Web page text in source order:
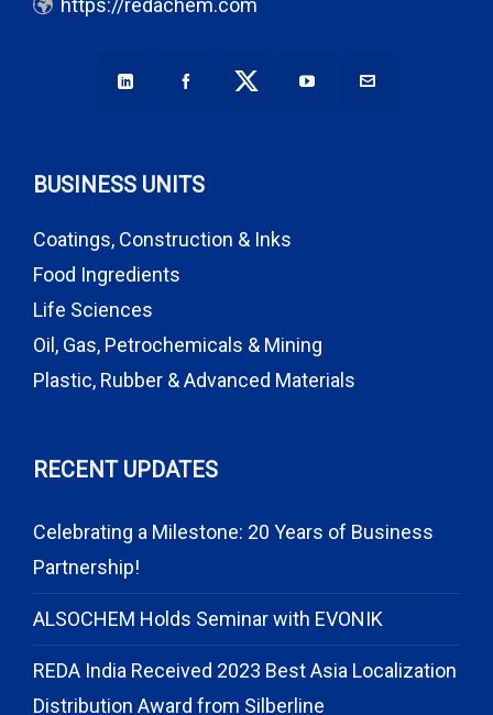
https://redachem.com
BUSINESS UNITS
Coatings, Construction & Inks
Food Ingredients
Life Sciences
Oil, Gas, Petrochemicals & Mining
Plastic, Rubber & Advanced Materials
RECENT UPDATES
Celebrating a Milestone: 20 Years of Business
Partnership!
ALSOCHEM Holds Seminar with EVONIK
REDA India Received 2023 Best Asia Localization
Distribution Award from Silberline